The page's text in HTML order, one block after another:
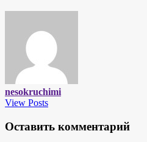
nesokruchimi
View Posts
Оставить комментарий